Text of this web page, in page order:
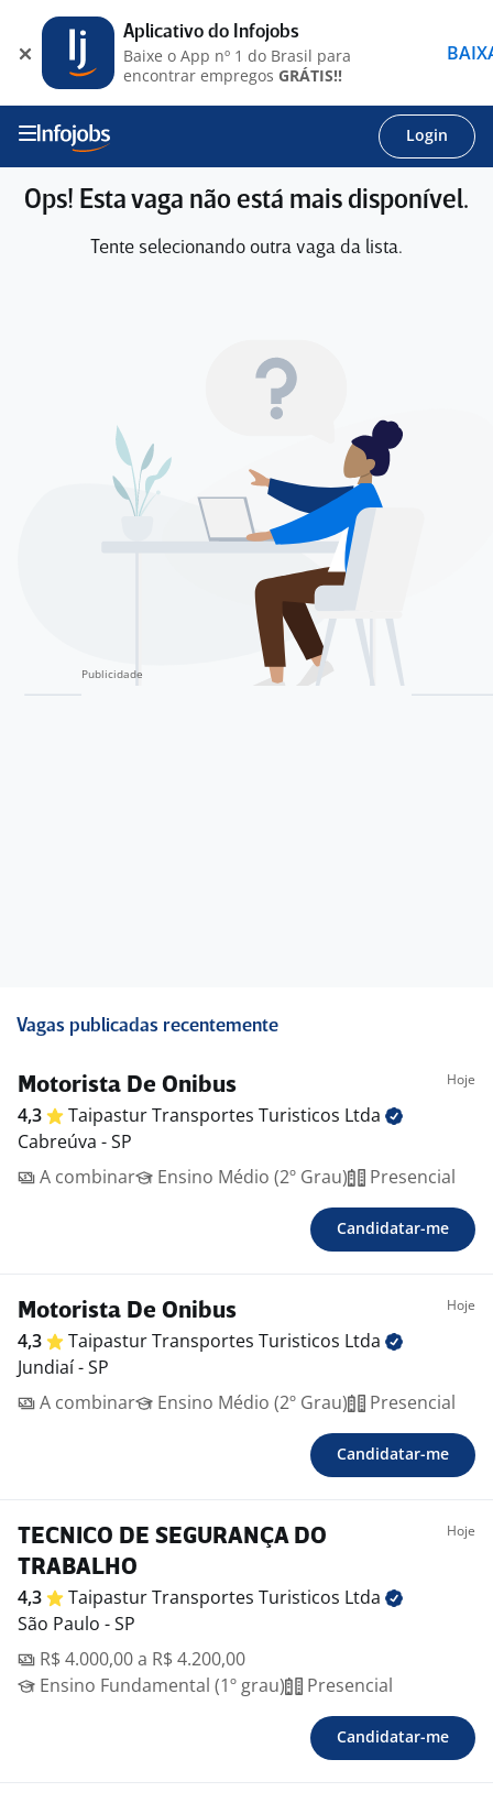
Login
Ops! Esta vaga não está mais disponível.
Tente selecionando outra vaga da lista.
Vagas publicadas recentemente
Motorista De Onibus Hoje
4,3 Taipastur Transportes Turisticos Ltda
Cabreúva - SP
A combinar
Ensino Médio (2º Grau) Presencial
Candidatar-me
Motorista De Onibus Hoje
4,3 Taipastur Transportes Turisticos Ltda
Jundiaí - SP
A combinar
Ensino Médio (2º Grau) Presencial
Candidatar-me
TECNICO DE SEGURANÇA DO
TRABALHO
Hoje
4,3 Taipastur Transportes Turisticos Ltda
São Paulo - SP
R$ 4.000,00 a R$ 4.200,00
Ensino Fundamental (1º grau)
Presencial
Candidatar-me
Aplicativo do Infojobs
Baixe o App nº 1 do Brasil para
encontrar empregos GRÁTIS!!